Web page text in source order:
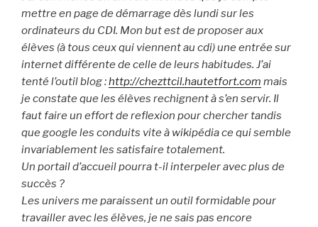
mettre en page de démarrage dès lundi sur les
ordinateurs du CDI. Mon but est de proposer aux
élèves (à tous ceux qui viennent au cdi) une entrée sur
internet différente de celle de leurs habitudes. J’ai
tenté l’outil blog :http://chezttcil.hautetfort.com mais
je constate que les élèves rechignent à s’en servir. Il
faut faire un effort de reflexion pour chercher tandis
que google les conduits vite à wikipédia ce qui semble
invariablement les satisfaire totalement.
Un portail d’accueil pourra t-il interpeler avec plus de
succès ?
Les univers me paraissent un outil formidable pour
travailler avec les élèves, je ne sais pas encore